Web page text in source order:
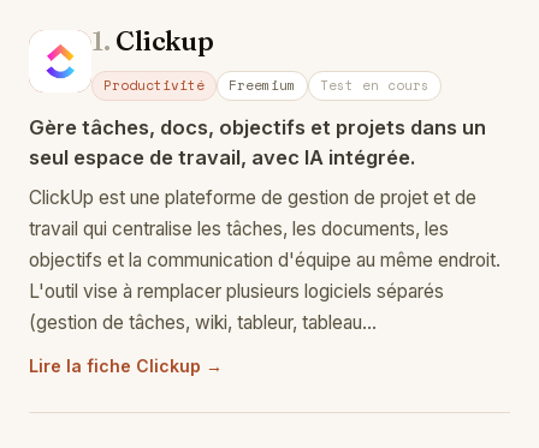
Cl
1. Clickup
Productivité Freemium Test en cours
Gère tâches, docs, objectifs et projets dans un
seul espace de travail, avec IA intégrée.
ClickUp est une plateforme de gestion de projet et de
travail qui centralise les tâches, les documents, les
objectifs et la communication d'équipe au même endroit.
L'outil vise à remplacer plusieurs logiciels séparés
(gestion de tâches, wiki, tableur, tableau…
Lire la fiche Clickup →